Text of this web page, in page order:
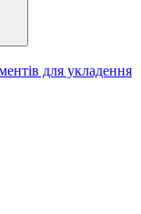
для укладення